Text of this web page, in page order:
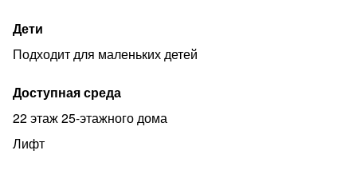
✔️ "КБ"
Дети
Подходит для маленьких детей
Доступная среда
22 этаж 25-этажного дома
Лифт